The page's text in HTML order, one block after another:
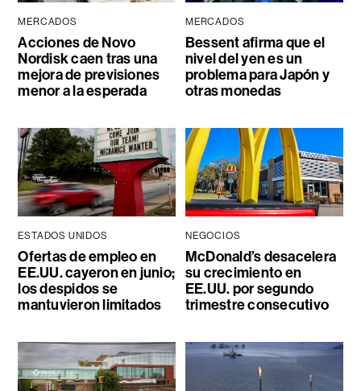
MERCADOS
Acciones de Novo
Nordisk caen tras una
mejora de previsiones
menor a la esperada
MERCADOS
Bessent afirma que el
nivel del yen es un
problema para Japón y
otras monedas
ESTADOS UNIDOS
Ofertas de empleo en
EE.UU. cayeron en junio;
los despidos se
mantuvieron limitados
NEGOCIOS
McDonald’s desacelera
su crecimiento en
EE.UU. por segundo
trimestre consecutivo